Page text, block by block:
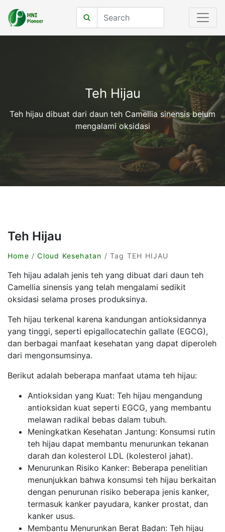
Teh Hijau
Teh hijau dibuat dari daun teh Camellia sinensis belum
mengalami oksidasi
Teh Hijau
Home /Cloud Kesehatan / Tag TEH HIJAU
Teh hijau adalah jenis teh yang dibuat dari daun teh
Camellia sinensis yang telah mengalami sedikit
oksidasi selama proses produksinya.
Teh hijau terkenal karena kandungan antioksidannya
yang tinggi, seperti epigallocatechin gallate (EGCG),
dan berbagai manfaat kesehatan yang dapat diperoleh
dari mengonsumsinya.
Berikut adalah beberapa manfaat utama teh hijau:
Antioksidan yang Kuat: Teh hijau mengandung
antioksidan kuat seperti EGCG, yang membantu
melawan radikal bebas dalam tubuh.
Meningkatkan Kesehatan Jantung: Konsumsi rutin
teh hijau dapat membantu menurunkan tekanan
darah dan kolesterol LDL (kolesterol jahat).
Menurunkan Risiko Kanker: Beberapa penelitian
menunjukkan bahwa konsumsi teh hijau berkaitan
dengan penurunan risiko beberapa jenis kanker,
termasuk kanker payudara, kanker prostat, dan
kanker usus.
Membantu Menurunkan Berat Badan: Teh hijau